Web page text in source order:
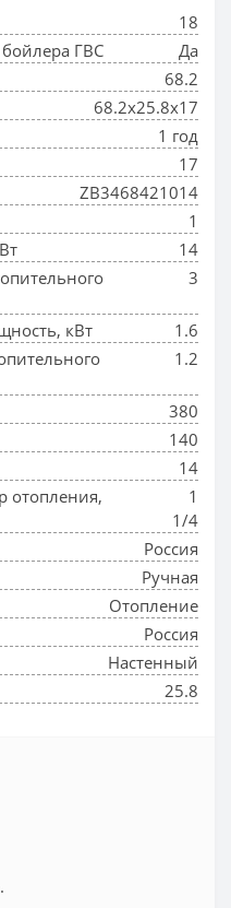
18
ГВС
Да
68.2
68.2x25.8x17
1 год
17
ZB3468421014
1
14
3
кВт
1.6
1.2
380
140
14
отопления,
1
1/4
Россия
Ручная
Отопление
Россия
Настенный
25.8